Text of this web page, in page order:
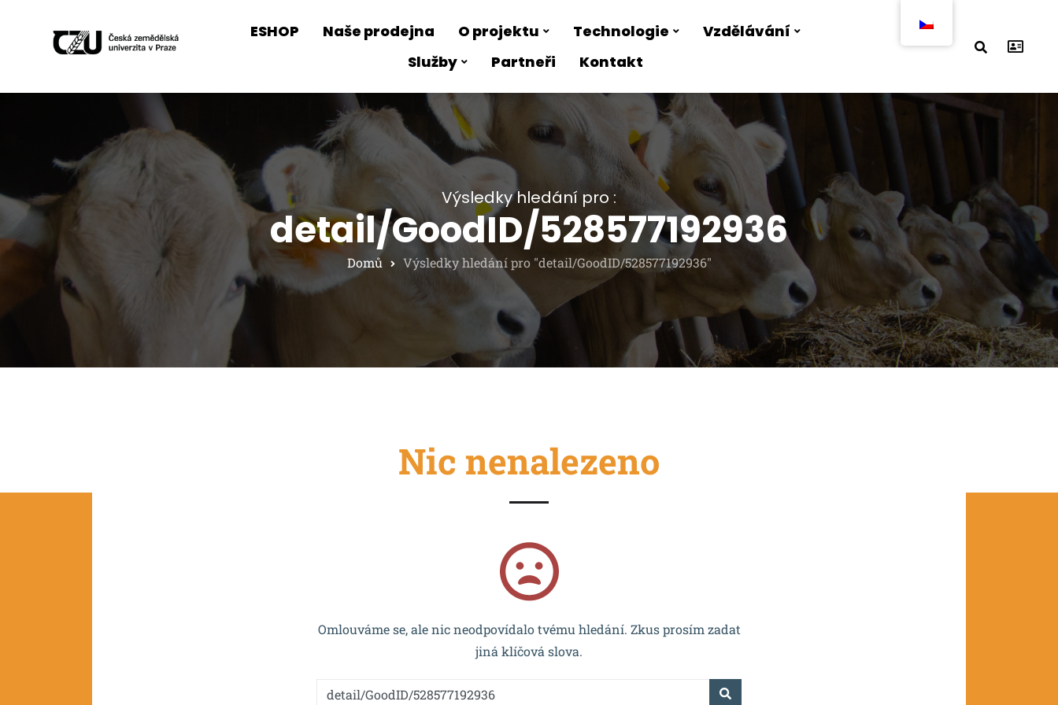
ESHOP Naše prodejna O projektu Technologie
Vzdělávání
Služby
Partneři Kontakt
Výsledky hledání pro :
detail/GoodID/528577192936
Domů Výsledky hledání pro "detail/GoodID/528577192936"
Nic nenalezeno
Omlouváme se, ale nic neodpovídalo tvému hledání. Zkus prosím zadat
jiná klíčová slova.